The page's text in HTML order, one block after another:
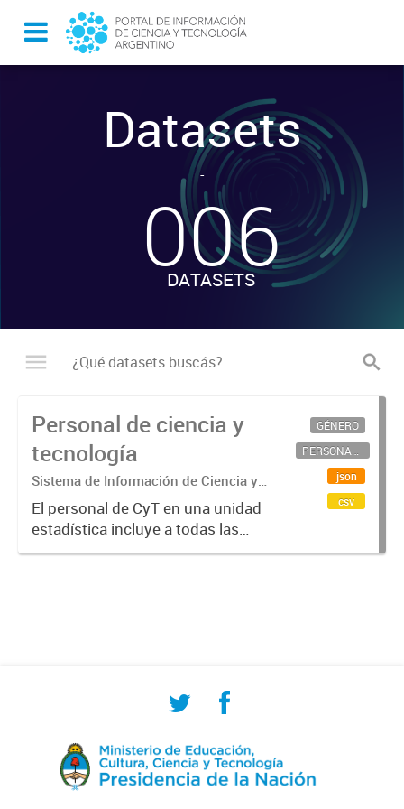
Datasets
-
006
DATASETS
Personal de ciencia y
tecnología
Sistema de Información de Ciencia y
Tecnología Argentino (SICYTAR)
El personal de CyT en una unidad
estadística incluye a todas las
personas involucradas
GÉNERO
PERSONAL CIENTÍFICO-TECNOLÓGICO
json
csv